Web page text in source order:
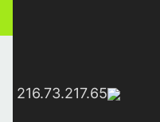
216.73.217.65